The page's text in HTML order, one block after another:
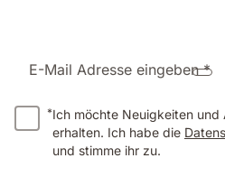
E-Mail Adresse eingeben *
*Ich möchte Neuigkeiten und
erhalten. Ich habe die
und stimme ihr zu.